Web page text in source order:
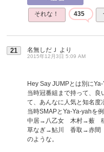
それな！ 435
21 名無しだＪ より
2015年12月3日 5:09 AM
Hey Say JUMPとは別に
当時冠番組まで持って、良
て、あんなに人気と知名度
当時SMAPとYa-Ya-yahを
中居→八乙女 木村→薮
草なぎ→鮎川 香取→赤
のような。